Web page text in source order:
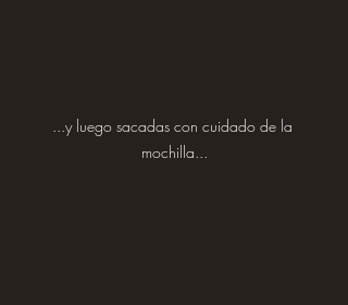
...y luego sacadas con cuidado de la
mochilla...